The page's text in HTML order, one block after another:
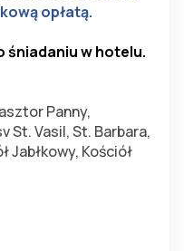
opłatą.
śniadaniu w hotelu.
Panny,
St. Vasil, St. Barbara,
Jabłkowy, Kościół